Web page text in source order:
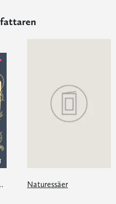
i mängd Naturessäer